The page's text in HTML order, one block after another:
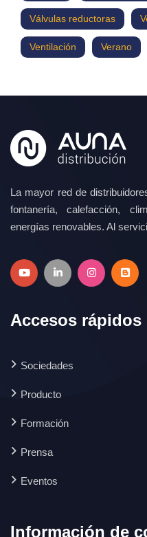
Válvulas reductoras
Ventilación Verano
La mayor red de
fontanería, calefacción,
energías renovables. Al
Accesos rápidos
Sociedades
Producto
Formación
Prensa
Eventos
Información de